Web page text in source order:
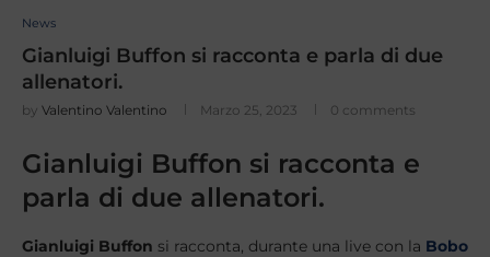
News
Gianluigi Buffon si racconta e parla di due
allenatori.
by Valentino Valentino Marzo 25, 2023 0 comments
Gianluigi Buffon si racconta e
parla di due allenatori.
Gianluigi Buffon si racconta, durante una live con la Bobo